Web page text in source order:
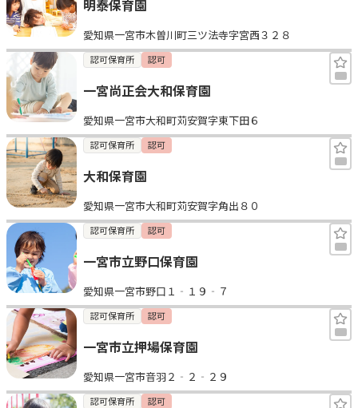
明泰保育園
愛知県一宮市木曽川町三ツ法寺字宮西３２８
認可保育所 認可
一宮尚正会大和保育園
愛知県一宮市大和町苅安賀字東下田６
認可保育所 認可
大和保育園
愛知県一宮市大和町苅安賀字角出８０
認可保育所 認可
一宮市立野口保育園
愛知県一宮市野口１‐１９‐７
認可保育所 認可
一宮市立押場保育園
愛知県一宮市音羽２‐２‐２９
認可保育所 認可